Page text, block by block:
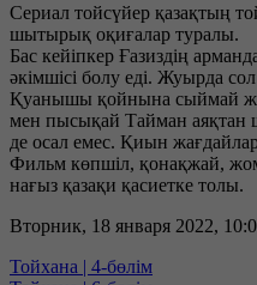
Сериал тойсүйер қазақтың
шытырық оқиғалар туралы.
Бас кейіпкер Ғазиздің
әкімшісі болу еді. Жуырда
Қуанышы қойнына сыймай
мен пысықай Тайман аяқтан
де осал емес. Қиын
Фильм көпшiл, қонақжай,
нағыз қазақи қасиетке толы.
Вторник, 18 января 2022,
Тойхана | 4-бөлім